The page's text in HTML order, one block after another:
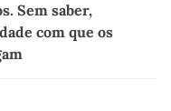
Sem saber,
com que os